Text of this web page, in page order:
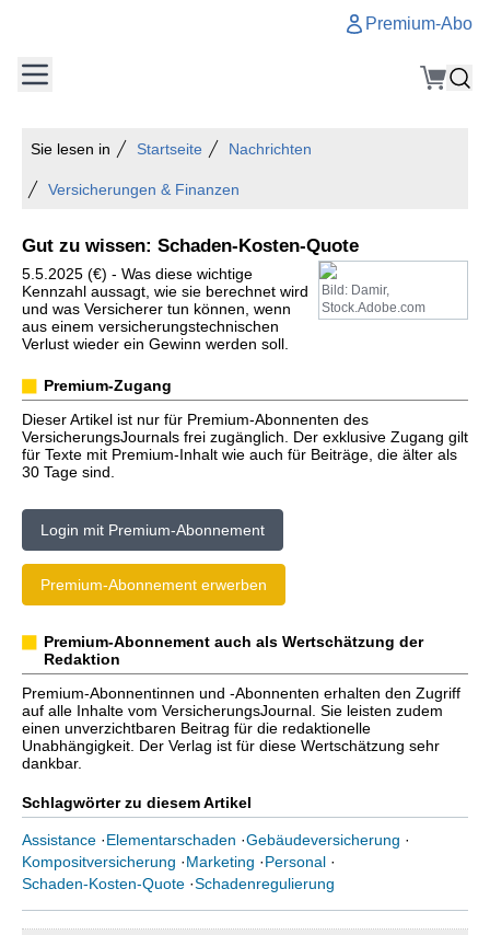
Premium-Abo
Sie lesen in Startseite Nachrichten
Versicherungen & Finanzen
Gut zu wissen: Schaden-Kosten-Quote
Bild: Damir,
Stock.Adobe.com
5.5.2025 (€) - Was diese wichtige
Kennzahl aussagt, wie sie berechnet wird
und was Versicherer tun können, wenn
aus einem versicherungstechnischen
Verlust wieder ein Gewinn werden soll.
Premium-Zugang
Dieser Artikel ist nur für Premium-Abonnenten des
VersicherungsJournals frei zugänglich. Der exklusive Zugang gilt
für Texte mit Premium-Inhalt wie auch für Beiträge, die älter als
30 Tage sind.
Login mit Premium-Abonnement
Premium-Abonnement erwerben
Premium-Abonnement auch als Wertschätzung der
Redaktion
Premium-Abonnentinnen und -Abonnenten erhalten den Zugriff
auf alle Inhalte vom VersicherungsJournal. Sie leisten zudem
einen unverzichtbaren Beitrag für die redaktionelle
Unabhängigkeit. Der Verlag ist für diese Wertschätzung sehr
dankbar.
Schlagwörter zu diesem Artikel
Assistance ·Elementarschaden ·Gebäudeversicherung ·
Kompositversicherung ·Marketing ·Personal ·
Schaden-Kosten-Quote ·Schadenregulierung